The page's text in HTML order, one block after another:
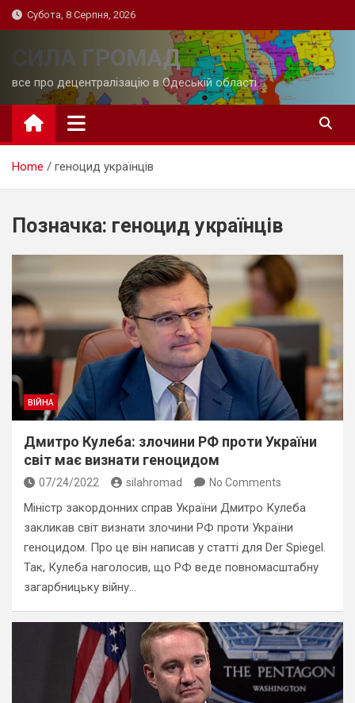
Skip
to
Субота, 8 Серпня, 2026
СИЛА ГРОМАД
все про децентралізацію в Одеській області
Home геноцид українців
Позначка: геноцид українців
ВІЙНА
Дмитро Кулеба: злочини РФ проти України
світ має визнати геноцидом
07/24/2022 silahromad No Comments
Міністр закордонних справ України Дмитро Кулеба
закликав світ визнати злочини РФ проти України
геноцидом. Про це він написав у статті для Der Spiegel.
Так, Кулеба наголосив, що РФ веде повномасштабну
загарбницьку війну…